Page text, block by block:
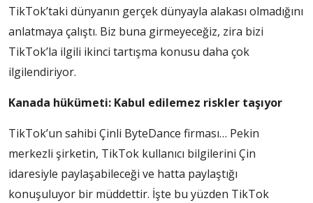
TikTok’taki dünyanın gerçek dünyayla alakası olmadığını
anlatmaya çalıştı. Biz buna girmeyeceğiz, zira bizi
TikTok’la ilgili ikinci tartışma konusu daha çok
ilgilendiriyor.
Kanada hükümeti: Kabul edilemez riskler taşıyor
TikTok’un sahibi Çinli ByteDance firması… Pekin
merkezli şirketin, TikTok kullanıcı bilgilerini Çin
idaresiyle paylaşabileceği ve hatta paylaştığı
konuşuluyor bir müddettir. İşte bu yüzden TikTok